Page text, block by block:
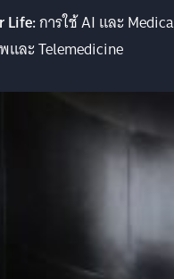
Life:การใช้ AI และ
ละ Telemedicine